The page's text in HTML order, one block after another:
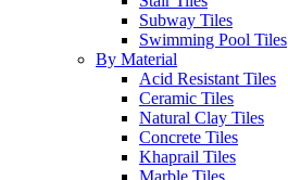
Subway Tiles
Swimming Pool Tiles
By Material
Acid Resistant Tiles
Ceramic Tiles
Natural Clay Tiles
Concrete Tiles
Khaprail Tiles
Marble Tiles